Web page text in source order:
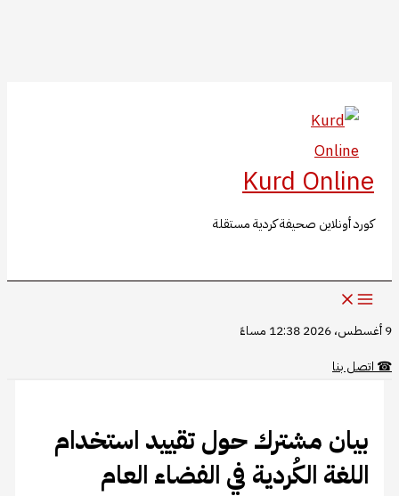
المحتوى
Kurd Online
كورد أونلاين صحيفة كردية مستقلة
9 أغسطس، 2026 12:38 مساءً
☎اتصل بنا
بيان مشترك حول تقييد استخدام
اللغة الكُردية في الفضاء العام